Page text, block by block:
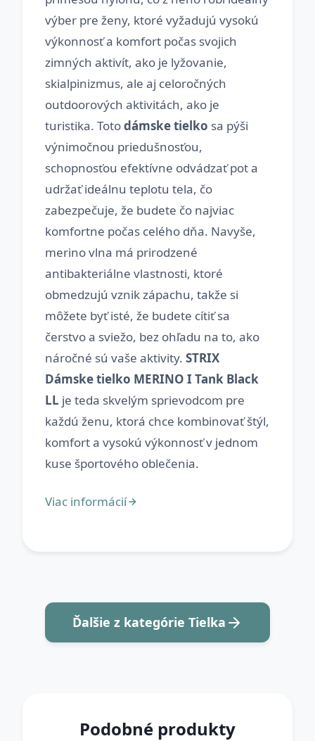
výber pre ženy, ktoré vyžadujú vysokú
výkonnosť a komfort počas svojich
zimných aktivít, ako je lyžovanie,
skialpinizmus, ale aj celoročných
outdoorových aktivitách, ako je
turistika. Totodámske tielko sa pýši
výnimočnou priedušnosťou,
schopnosťou efektívne odvádzať pot a
udržať ideálnu teplotu tela, čo
zabezpečuje, že budete čo najviac
komfortne počas celého dňa. Navyše,
merino vlna má prirodzené
antibakteriálne vlastnosti, ktoré
obmedzujú vznik zápachu, takže si
môžete byť isté, že budete cítiť sa
čerstvo a sviežo, bez ohľadu na to, ako
náročné sú vaše aktivity. STRIX
Dámske tielko MERINO I Tank Black
LL je teda skvelým sprievodcom pre
každú ženu, ktorá chce kombinovať štýl,
komfort a vysokú výkonnosť v jednom
Ďalšie z kategórie Tielka
Podobné produkty